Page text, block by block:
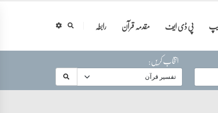
پی ڈی ایف مقدمہ قرآن
رابطہ
انتخاب کریں: